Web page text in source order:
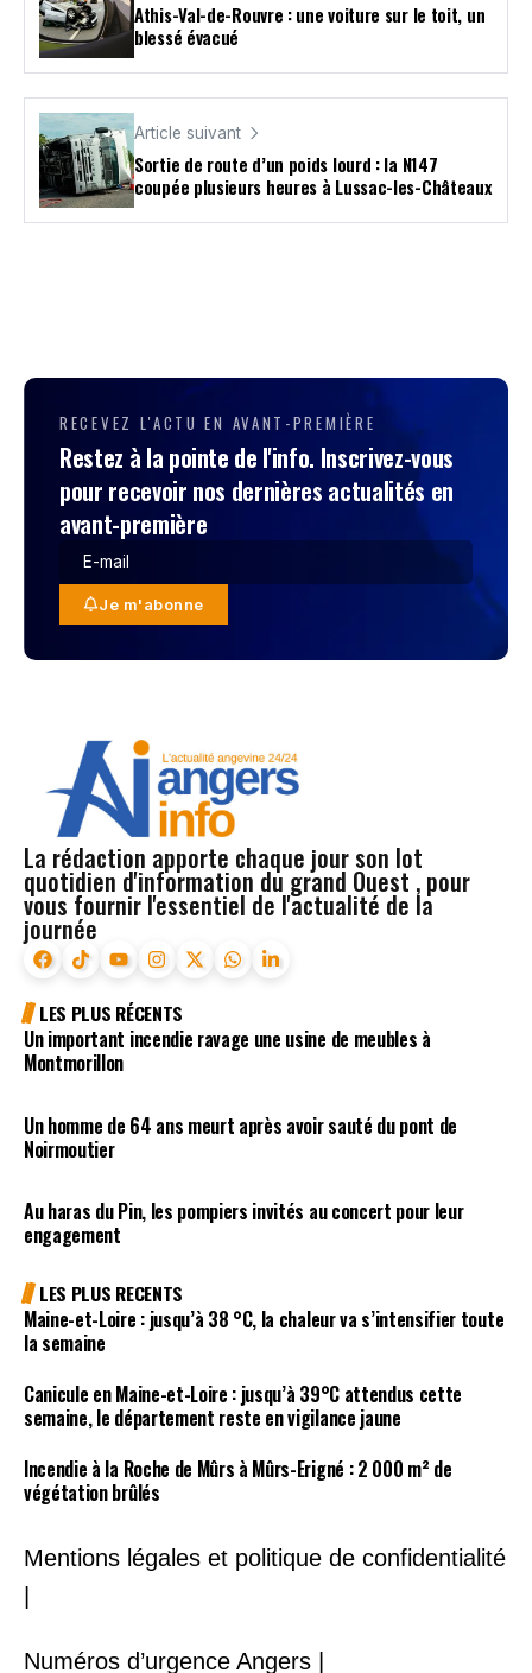
Athis-Val-de-Rouvre : une voiture sur le toit, un
blessé évacué
Article suivant
Sortie de route d’un poids lourd : la N147
coupée plusieurs heures à Lussac-les-Châteaux
RECEVEZ L'ACTU EN AVANT-PREMIÈRE
Restez à la pointe de l'info. Inscrivez-vous
pour recevoir nos dernières actualités en
avant-première
Je m'abonne
La rédaction apporte chaque jour son lot
quotidien d'information du grand Ouest , pour
vous fournir l'essentiel de l'actualité de la
journée
LES PLUS RÉCENTS
Un important incendie ravage une usine de meubles à
Montmorillon
Un homme de 64 ans meurt après avoir sauté du pont de
Noirmoutier
Au haras du Pin, les pompiers invités au concert pour leur
engagement
LES PLUS RECENTS
Maine-et-Loire : jusqu’à 38 °C, la chaleur va s’intensifier toute
la semaine
Canicule en Maine-et-Loire : jusqu’à 39°C attendus cette
semaine, le département reste en vigilance jaune
Incendie à la Roche de Mûrs à Mûrs-Erigné : 2 000 m² de
végétation brûlés
Mentions légales et politique de confidentialité
Numéros d’urgence Angers |